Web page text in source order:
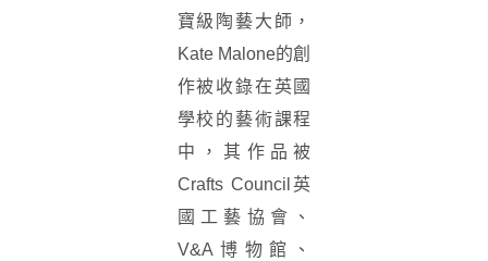
寶級陶藝大師，
Kate Malone的創
作被收錄在英國
學校的藝術課程
中，其作品被
Crafts Council英
國工藝協會、
V&A博物館、